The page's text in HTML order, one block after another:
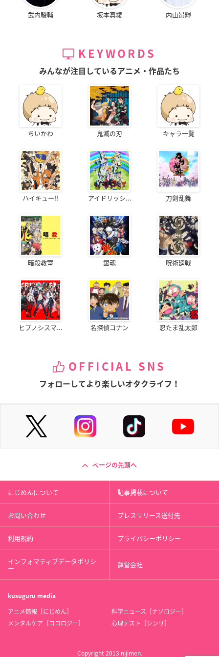
武内駿輔 坂本真綾 内山昂輝
KEYWORDS
みんなが注目しているアニメ・作品たち
ちいかわ 鬼滅の刃 キャラ一覧
ハイキュー!! アイドリッシ... 刀剣乱舞
暗殺教室 銀魂 呪術廻戦
ヒプノシスマ... 名探偵コナン 忍たま乱太郎
OFFICIAL SNS
フォローしてより楽しいオタクライフ！
ページの先頭へ
にじめんについて 記事掲載について
お問い合わせ プレスリリース送付先
利用規約 プライバシーポリシー
インフォマティブデータポリシ
ー 運営会社
kusuguru media
アニメ情報［にじめん］
科学ニュース［ナゾロジー］
メンタルケア［ココロジー］
心理テスト［シンリ］
Copyright 2013 nijimen.